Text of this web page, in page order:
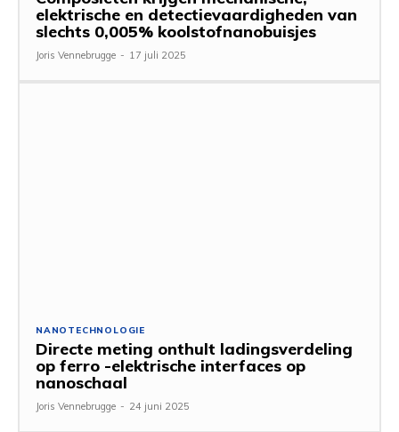
elektrische en detectievaardigheden van
slechts 0,005% koolstofnanobuisjes
Joris Vennebrugge - 17 juli 2025
NANOTECHNOLOGIE
Directe meting onthult ladingsverdeling
op ferro -elektrische interfaces op
nanoschaal
Joris Vennebrugge - 24 juni 2025